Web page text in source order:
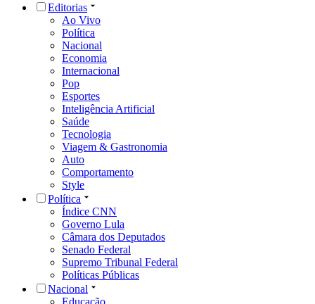
Editorias
Ao Vivo
Política
Nacional
Economia
Internacional
Pop
Esportes
Inteligência Artificial
Saúde
Tecnologia
Viagem & Gastronomia
Auto
Comportamento
Style
Política
Índice CNN
Governo Lula
Câmara dos Deputados
Senado Federal
Supremo Tribunal Federal
Políticas Públicas
Nacional
Educação